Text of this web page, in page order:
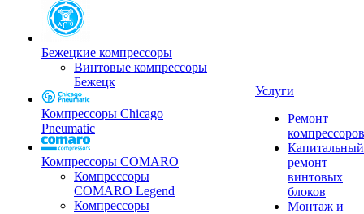
Бежецкие компрессоры
Винтовые компрессоры
Бежецк
Компрессоры Chicago
Pneumatic
Компрессоры COMARO
Компрессоры
COMARO Legend
Компрессоры
Услуги
Ремонт
компрессоров
Капитальный
ремонт
винтовых
блоков
Монтаж и